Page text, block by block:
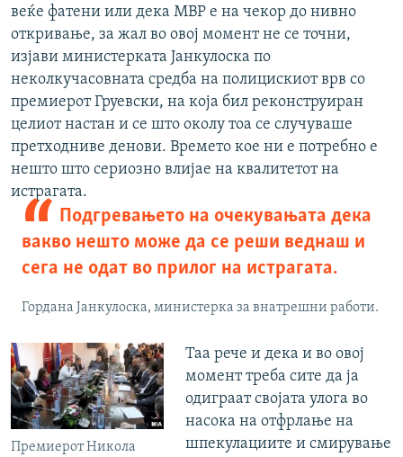
веќе фатени или дека МВР е на чекор до нивно
откривање, за жал во овој момент не се точни,
изјави министерката Јанкулоска по
неколкучасовната средба на полицискиот врв со
премиерот Груевски, на која бил реконструиран
целиот настан и се што околу тоа се случуваше
претходниве денови. Времето кое ни е потребно е
нешто што сериозно влијае на квалитетот на
истрагата.
Подгревањето на очекувањата дека
вакво нешто може да се реши веднаш и
сега не одат во прилог на истрагата.
Гордана Јанкулоска, министерка за внатрешни работи.
Премиерот Никола
Таа рече и дека и во овој
момент треба сите да ја
одиграат својата улога во
насока на отфрлање на
шпекулациите и смирување